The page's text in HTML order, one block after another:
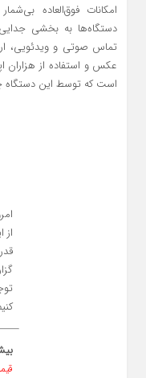
امکانات فوق‌العاده بی‌شمار
دستگاه‌ها به بخشی جدایی
تماس صوتی و ویدئویی،
عکس و استفاده از هزاران
است که توسط این دستگاه